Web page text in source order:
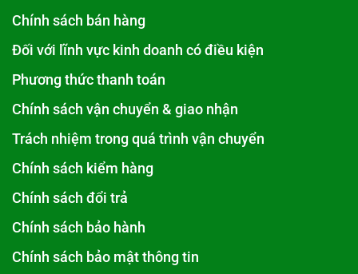
Chính sách bán hàng
Đối với lĩnh vực kinh doanh có điều kiện
Phương thức thanh toán
Chính sách vận chuyển & giao nhận
Trách nhiệm trong quá trình vận chuyển
Chính sách kiểm hàng
Chính sách đổi trả
Chính sách bảo hành
Chính sách bảo mật thông tin